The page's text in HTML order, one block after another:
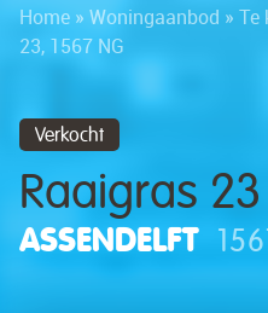
Home » Woningaanbod » Te
23, 1567 NG
Verkocht
Raaigras 23
ASSENDELFT